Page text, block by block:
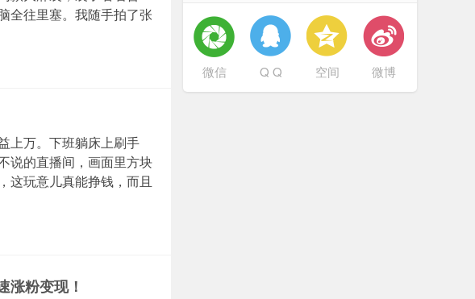
全往里塞。我随手拍了张
上万。下班躺床上刷手
说的直播间，画面里方块
这玩意儿真能挣钱，而且
涨粉变现！
微信 Q Q 空间 微博